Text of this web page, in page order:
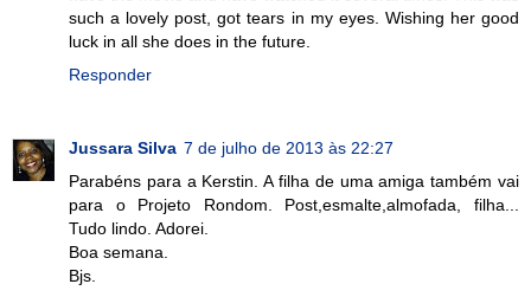
such a lovely post, got tears in my eyes. Wishing her good
luck in all she does in the future.
Responder
Jussara Silva 7 de julho de 2013 às 22:27
Parabéns para a Kerstin. A filha de uma amiga também vai
para o Projeto Rondom. Post,esmalte,almofada, filha...
Tudo lindo. Adorei.
Boa semana.
Bjs.